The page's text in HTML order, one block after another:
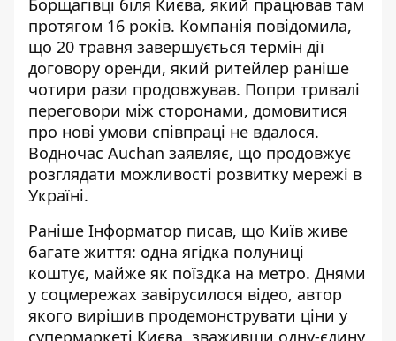
Борщагівці біля Києва, який працював там
протягом 16 років. Компанія повідомила,
що 20 травня завершується термін дії
договору оренди, який ритейлер раніше
чотири рази продовжував. Попри тривалі
переговори між сторонами, домовитися
про нові умови співпраці не вдалося.
Водночас Auchan заявляє, що продовжує
розглядати можливості розвитку мережі в
Україні.
Раніше Інформатор писав, що Київ живе
багате життя: одна ягідка полуниці
коштує, майже як поїздка на метро. Днями
у соцмережах завірусилося відео, автор
якого вирішив продемонструвати ціни у
супермаркеті Києва, зваживши одну-єдину